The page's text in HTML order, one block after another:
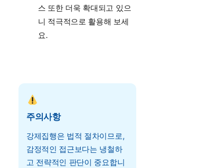
스 또한 더욱 확대되고 있으
니 적극적으로 활용해 보세
요.
주의사항
강제집행은 법적 절차이므로,
감정적인 접근보다는 냉철하
고 전략적인 판단이 중요합니